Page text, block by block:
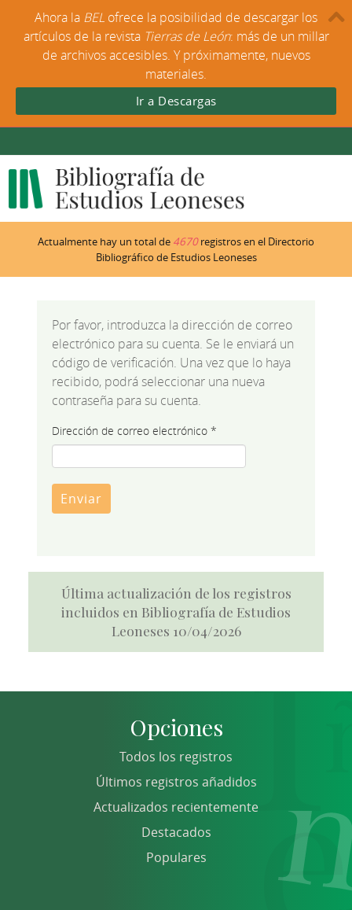
Actualmente hay un total de 4670registros en el Directorio
Bibliográfico de Estudios Leoneses
Por favor, introduzca la dirección de correo
electrónico para su cuenta. Se le enviará un
código de verificación. Una vez que lo haya
recibido, podrá seleccionar una nueva
contraseña para su cuenta.
Dirección de correo electrónico*
Enviar
Última actualización de los registros
incluidos en Bibliografía de Estudios
Leoneses 10/04/2026
Opciones
Todos los registros
Últimos registros añadidos
Actualizados recientemente
Destacados
Populares
Ahora la BEL ofrece la posibilidad de descargar los
artículos de la revista Tierras de León: más de un millar
de archivos accesibles. Y próximamente, nuevos
materiales.
Ir a Descargas